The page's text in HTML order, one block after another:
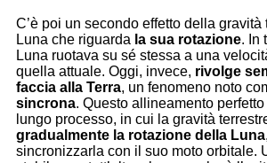
C’è poi un secondo effetto della gravità
Luna che riguarda la sua rotazione. In
Luna ruotava su sé stessa a una
quella attuale. Oggi, invece, rivolge
faccia alla Terra, un fenomeno noto
sincrona. Questo allineamento
lungo processo, in cui la gravità
gradualmente la rotazione della Luna
sincronizzarla con il suo moto orbitale.